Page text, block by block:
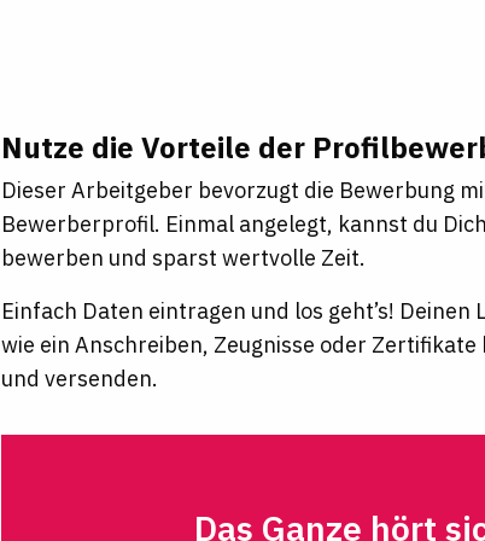
Nutze die Vorteile der
Dieser Arbeitgeber bevorzugt die Bewerbung
Bewerberprofil. Einmal angelegt, kannst du
bewerben und sparst wertvolle Zeit.
Einfach Daten eintragen und los geht’s!
wie ein Anschreiben, Zeugnisse oder
und versenden.
Das Ganze hört